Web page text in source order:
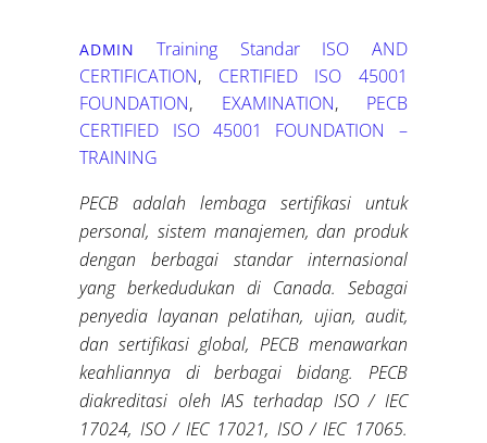
ADMIN Training Standar ISO
AND
CERTIFICATION, CERTIFIED ISO 45001
FOUNDATION, EXAMINATION, PECB
CERTIFIED ISO 45001 FOUNDATION –
TRAINING
PECB adalah lembaga sertifikasi untuk
personal, sistem manajemen, dan produk
dengan berbagai standar internasional
yang berkedudukan di Canada. Sebagai
penyedia layanan pelatihan, ujian, audit,
dan sertifikasi global, PECB menawarkan
keahliannya di berbagai bidang. PECB
diakreditasi oleh IAS terhadap ISO / IEC
17024, ISO / IEC 17021, ISO / IEC 17065.